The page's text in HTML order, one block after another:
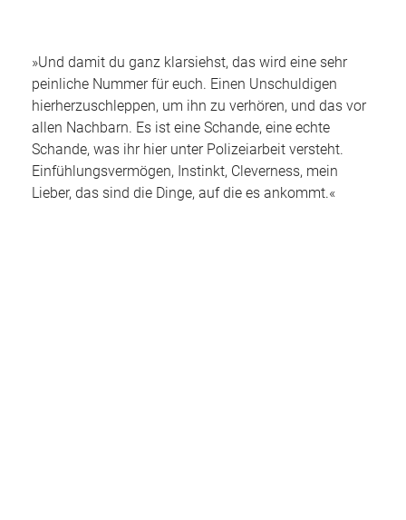
»Und damit du ganz klarsiehst, das wird eine sehr
peinliche Nummer für euch. Einen Unschuldigen
hierherzuschleppen, um ihn zu verhören, und das vor
allen Nachbarn. Es ist eine Schande, eine echte
Schande, was ihr hier unter Polizeiarbeit versteht.
Einfühlungsvermögen, Instinkt, Cleverness, mein
Lieber, das sind die Dinge, auf die es ankommt.«